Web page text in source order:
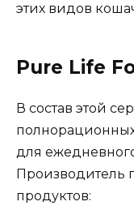
этих видов
Pure Life
В состав этой
для
Производитель
продуктов: